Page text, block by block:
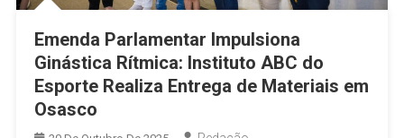
Emenda Parlamentar Impulsiona
Ginástica Rítmica: Instituto ABC do
Esporte Realiza Entrega de Materiais em
Osasco